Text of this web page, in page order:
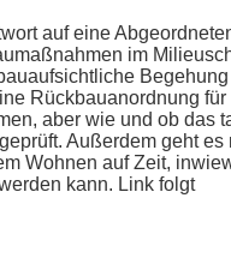
auf eine
im
Rückbauanordnung für
aber wie und ob das
Außerdem geht es
Wohnen auf Zeit,
kann. Link folgt